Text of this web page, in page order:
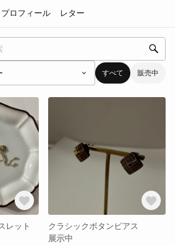
プロフィール レター
すべて 販売中
レット
クラシックボタンピアス
展示中